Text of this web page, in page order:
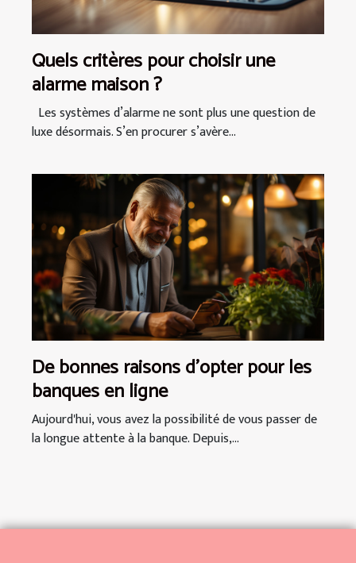
Quels critères pour choisir une
alarme maison ?
Les systèmes d’alarme ne sont plus une question de
luxe désormais. S’en procurer s’avère...
De bonnes raisons d’opter pour les
banques en ligne
Aujourd'hui, vous avez la possibilité de vous passer de
la longue attente à la banque. Depuis,...